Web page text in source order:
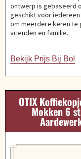
ontwerp is gebaseerd
geschikt voor iedereen
om meerdere keren te
vrienden en familie.
Bekijk Prijs Bij Bol
OTIX
Mokken 6